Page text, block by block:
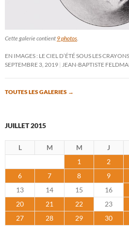
Cette galerie contient 9 photos
EN IMAGES : LE CIEL D’ÉTÉ SOUS LES
SEPTEMBRE 3, 2019
JEAN-BAPTISTE
TOUTES LES GALERIES →
JUILLET 2015
L M M J
1
2
6
7 8 9
13
14 15 16
20
21 22 23
27
28 29 30